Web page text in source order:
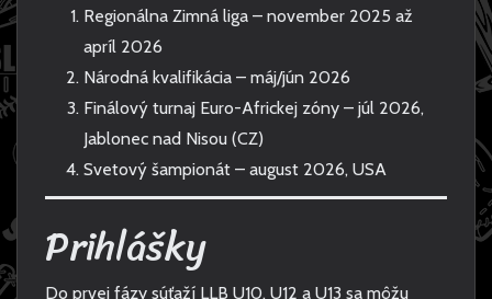
Regionálna Zimná liga – november 2025 až
apríl 2026
Národná kvalifikácia – máj/jún 2026
Finálový turnaj Euro-Africkej zóny – júl 2026,
Jablonec nad Nisou (CZ)
Svetový šampionát – august 2026, USA
Prihlášky
Do prvej fázy súťaží LLB U10, U12 a U13 sa môžu